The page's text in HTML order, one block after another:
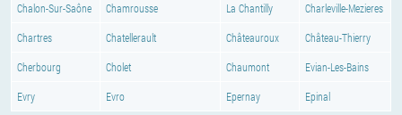
Chalon-Sur-Saône Chamrousse La Chantilly Charleville-Mezieres
Chartres Chatellerault Châteauroux Château-Thierry
Cherbourg Cholet Chaumont Evian-Les-Bains
Evry Evro Epernay Epinal